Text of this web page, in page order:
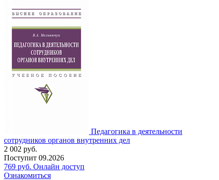
Педагогика в деятельности
сотрудников органов внутренних дел
2 002 руб.
Поступит 09.2026
769 руб. Онлайн доступ
Ознакомиться